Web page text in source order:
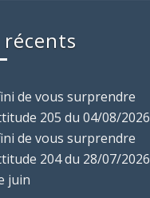
de vous surprendre
205 du 04/08/2026
de vous surprendre
204 du 28/07/2026
juin